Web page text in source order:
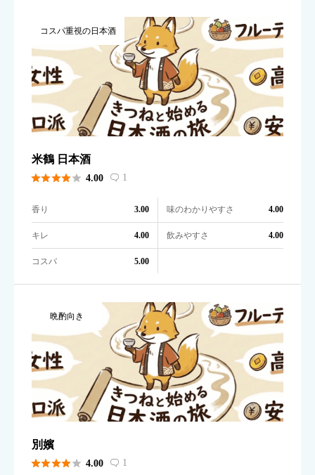
コスパ重視の日本酒
米鶴 日本酒
 4.00  1
香り 3.00 味のわかりやすさ 4.00
キレ 4.00 飲みやすさ 4.00
コスパ 5.00
晩酌向き
別嬪
 4.00  1